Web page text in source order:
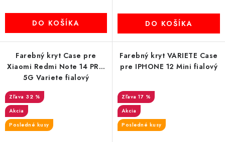
DO KOŠÍKA DO KOŠÍKA
Farebný kryt Case pre
Xiaomi Redmi Note 14 PRO
5G Variete fialový
32 %
Akcia
Posledné kusy
Farebný kryt VARIETE Case
pre IPHONE 12 Mini fialový
17 %
Akcia
Posledné kusy